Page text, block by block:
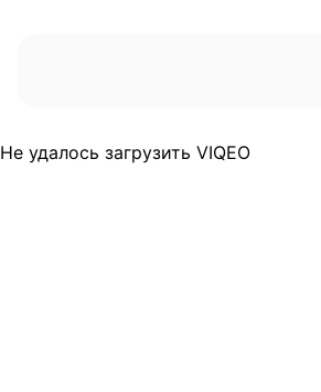
Не удалось загрузить VIQEO